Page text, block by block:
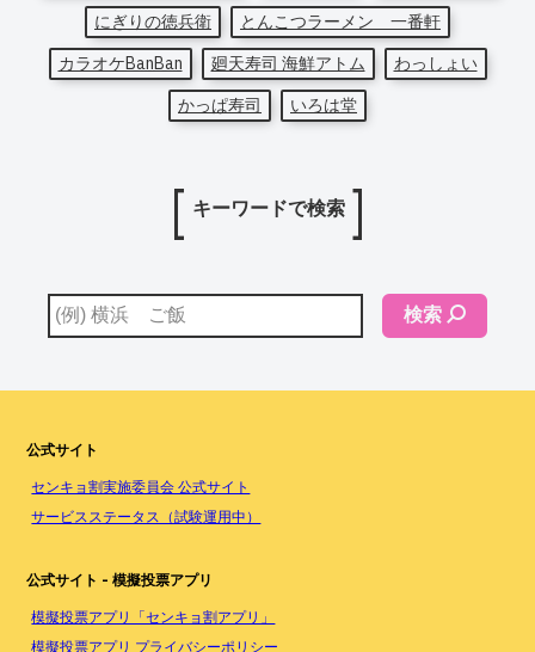
にぎりの徳兵衛
とんこつラーメン 一番軒
カラオケBanBan
廻天寿司 海鮮アトム
わっしょい
かっぱ寿司
いろは堂
キーワードで検索
検索
公式サイト
センキョ割実施委員会 公式サイト
サービスステータス（試験運用中）
公式サイト - 模擬投票アプリ
模擬投票アプリ「センキョ割アプリ」
模擬投票アプリ プライバシーポリシー